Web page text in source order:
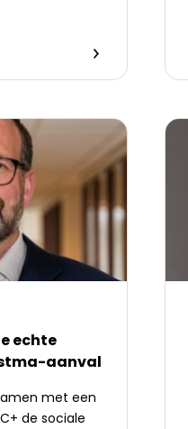
echte
aanval
met een
de sociale